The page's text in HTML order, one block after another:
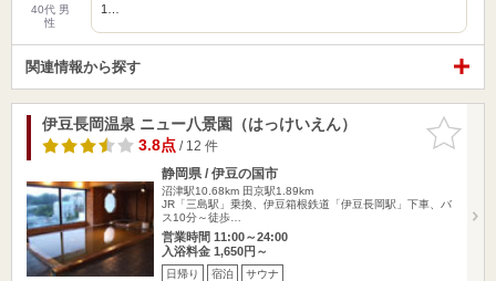
40代 男
性
1…
関連情報から探す
お気に入
りに追加
伊豆長岡温泉 ニュー八景園（はっけいえん）
3.8点/ 12 件
静岡県 / 伊豆の国市
沼津駅10.68km 田京駅1.89km
JR「三島駅」乗換、伊豆箱根鉄道「伊豆長岡駅」下車、バ
ス10分～徒歩…
営業時間 11:00～24:00
入浴料金 1,650円～
日帰り 宿泊 サウナ